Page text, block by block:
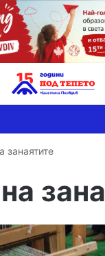
занаятите